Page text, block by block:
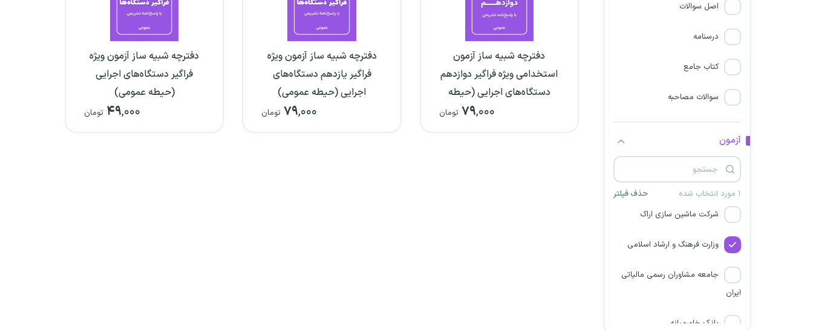
اصل سوالات
درسنامه
کتاب جامع
سوالات مصاحبه
آزمون
۱ مورد انتخاب شده حذف فیلتر
انرژی تامین کرمان
نظام مهندسی 1405
شرکت صنایع سیمان دشتستان
شرکت پالایش نفت آفتاب
شرکت ماشین سازی اراک
وزارت فرهنگ و ارشاد اسلامی
جامعه مشاوران رسمی مالیاتی
ایران
بانک خاورمیانه
دفترچه شبیه ساز آزمون
استخدامی ویژه فراگیر دوازدهم
دستگاه‌های اجرایی (حیطه
عمومی)
۷۹,۰۰۰ تومان
دفترچه شبیه ساز آزمون ویژه
فراگیر یازدهم دستگاه‌های
اجرایی (حیطه عمومی)
۷۹,۰۰۰ تومان
دفترچه شبیه ساز آزمون ویژه
فراگیر دستگاه‌های اجرایی
(حیطه عمومی)
۴۹,۰۰۰ تومان